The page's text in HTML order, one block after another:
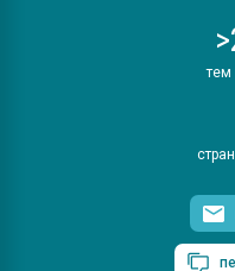
тем